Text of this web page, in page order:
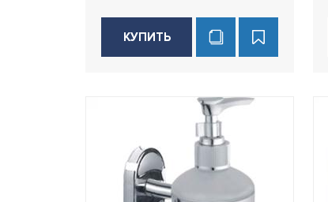
КУПИТЬ